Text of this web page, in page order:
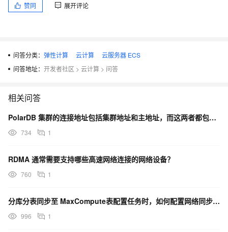
赞同 展开评论
问答分类： 弹性计算 云计算
云服务器 ECS
问答地址： 开发者社区 > 云计算 > 问答
相关问答
PolarDB 集群的连接地址包括集群地址和主地址，而这两者都包含几种网络地址？
734 1
RDMA 通常需要支持哪些高速网络连接的网络设备？
760 1
分库分表同步至 MaxCompute表配置任务时，如何配置网络同步连接？
996 1